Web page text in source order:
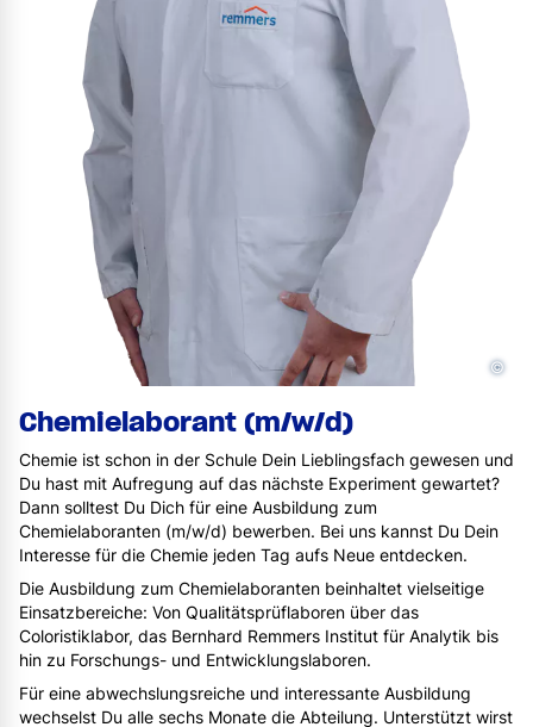
Chemielaborant (m/w/d)
Chemie ist schon in der Schule Dein Lieblingsfach gewesen und
Du hast mit Aufregung auf das nächste Experiment gewartet?
Dann solltest Du Dich für eine Ausbildung zum
Chemielaboranten (m/w/d) bewerben. Bei uns kannst Du Dein
Interesse für die Chemie jeden Tag aufs Neue entdecken.
Die Ausbildung zum Chemielaboranten beinhaltet vielseitige
Einsatzbereiche: Von Qualitätsprüflaboren über das
Coloristiklabor, das Bernhard Remmers Institut für Analytik bis
hin zu Forschungs- und Entwicklungslaboren.
Für eine abwechslungsreiche und interessante Ausbildung
wechselst Du alle sechs Monate die Abteilung. Unterstützt wirst
©